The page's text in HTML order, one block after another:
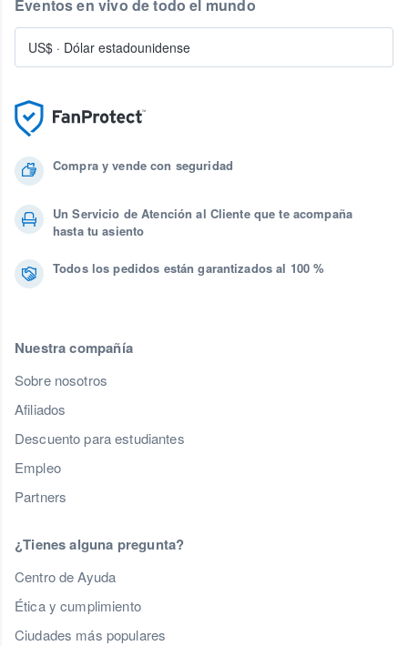
Compra y vende con seguridad
Un Servicio de Atención al Cliente que te acompaña
hasta tu asiento
Todos los pedidos están garantizados al 100 %
Nuestra compañía
Sobre nosotros
Afiliados
Descuento para estudiantes
Empleo
Partners
¿Tienes alguna pregunta?
Centro de Ayuda
Ética y cumplimiento
Ciudades más populares
Eventos en vivo de todo el mundo
US$ · Dólar estadounidense